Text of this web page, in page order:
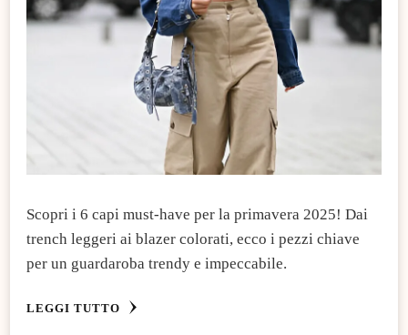
Scopri i 6 capi must-have per la primavera 2025! Dai
trench leggeri ai blazer colorati, ecco i pezzi chiave
per un guardaroba trendy e impeccabile.
LEGGI TUTTO